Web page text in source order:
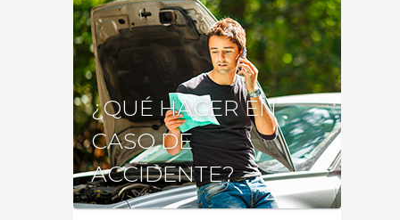
¿QUÉ HACER EN
CASO DE
ACCIDENTE?